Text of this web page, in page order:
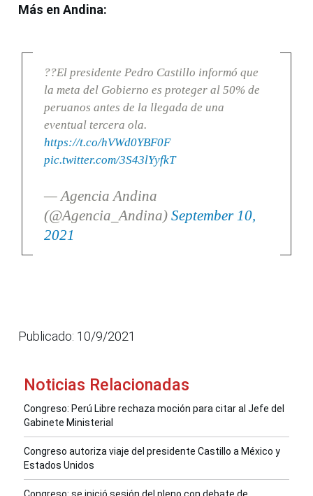
Más en Andina:
??El presidente Pedro Castillo informó que
la meta del Gobierno es proteger al 50% de
peruanos antes de la llegada de una
eventual tercera ola.
https://t.co/hVWd0YBF0F
pic.twitter.com/3S43lYyfkT
— Agencia Andina
(@Agencia_Andina) September 10,
2021
Publicado: 10/9/2021
Noticias Relacionadas
Congreso: Perú Libre rechaza moción para citar al Jefe del
Gabinete Ministerial
Congreso autoriza viaje del presidente Castillo a México y
Estados Unidos